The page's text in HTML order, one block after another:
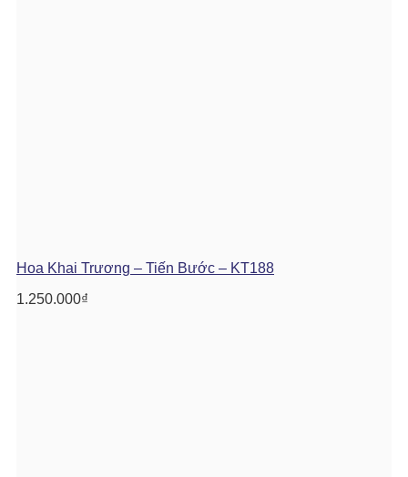
Hoa Khai Trương – Tiến Bước – KT188
1.250.000₫